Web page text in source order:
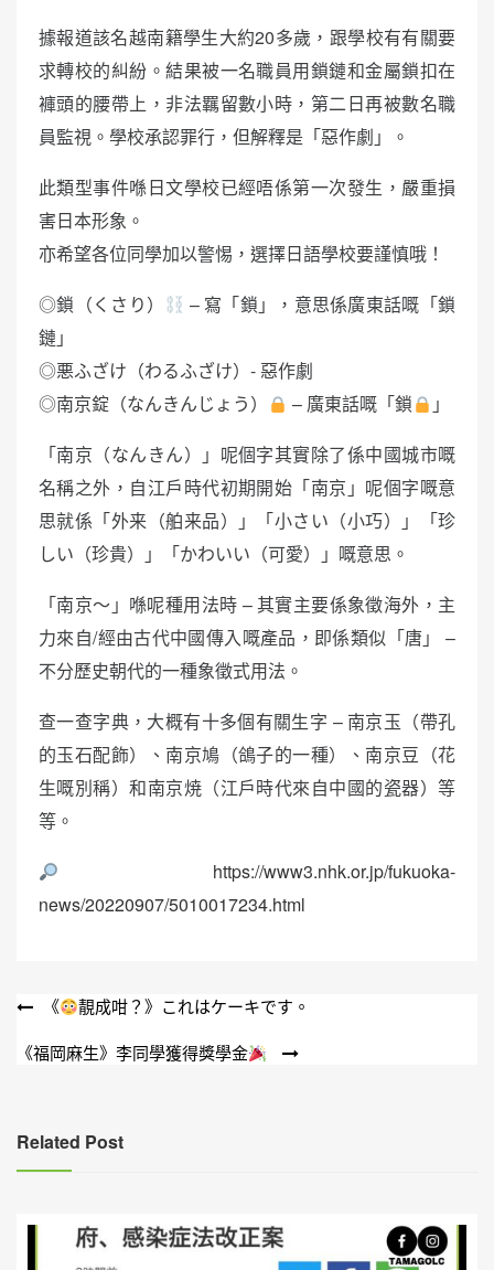
據報道該名越南籍學生大約20多歲，跟學校有有關要
求轉校的糾紛。結果被一名職員用鎖鏈和金屬鎖扣在
褲頭的腰帶上，非法羈留數小時，第二日再被數名職
員監視。學校承認罪行，但解釋是「惡作劇」。
此類型事件喺日文學校已經唔係第一次發生，嚴重損
害日本形象。
亦希望各位同學加以警惕，選擇日語學校要謹慎哦！
◎鎖（くさり）
– 寫「鎖」，意思係廣東話嘅「鎖
鏈」
◎悪ふざけ（わるふざけ）- 惡作劇
◎南京錠（なんきんじょう）
– 廣東話嘅「鎖
」
「南京（なんきん）」呢個字其實除了係中國城市嘅
名稱之外，自江戶時代初期開始「南京」呢個字嘅意
思就係「外来（舶来品）」「小さい（小巧）」「珍
しい（珍貴）」「かわいい（可愛）」嘅意思。
「南京～」喺呢種用法時 – 其實主要係象徵海外，主
力來自/經由古代中國傳入嘅產品，即係類似「唐」 –
不分歷史朝代的一種象徵式用法。
查一查字典，大概有十多個有關生字 – 南京玉（帶孔
的玉石配飾）、南京鳩（鴿子的一種）、南京豆（花
生嘅別稱）和南京焼（江戶時代來自中國的瓷器）等
等。
https://www3.nhk.or.jp/fukuoka-
news/20220907/5010017234.html
文
章
《
靚成咁？》これはケーキです。
《福岡麻生》李同學獲得獎學金
Related Post